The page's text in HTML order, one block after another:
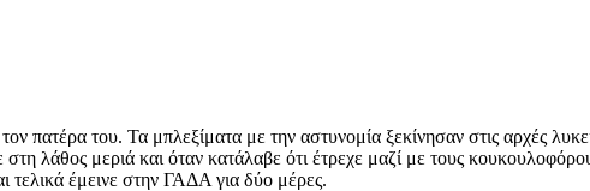
πατέρα του. Τα μπλεξίματα με την αστυνομία ξεκίνησαν στις αρχές
λάθος μεριά και όταν κατάλαβε ότι έτρεχε μαζί με τους
τελικά έμεινε στην ΓΑΔΑ για δύο μέρες.